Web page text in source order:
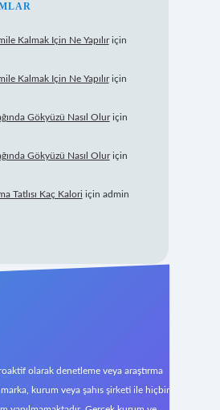
Kalmak Için Ne Yapılıriçin
Kalmak Için Ne Yapılıriçin
Gökyüzü Nasıl Oluriçin
Gökyüzü Nasıl Oluriçin
Tatlısı Kaç Kalori için admin
olarak denetleme veya araştırma
kurum veya şahıs şirketi ile hiçbir